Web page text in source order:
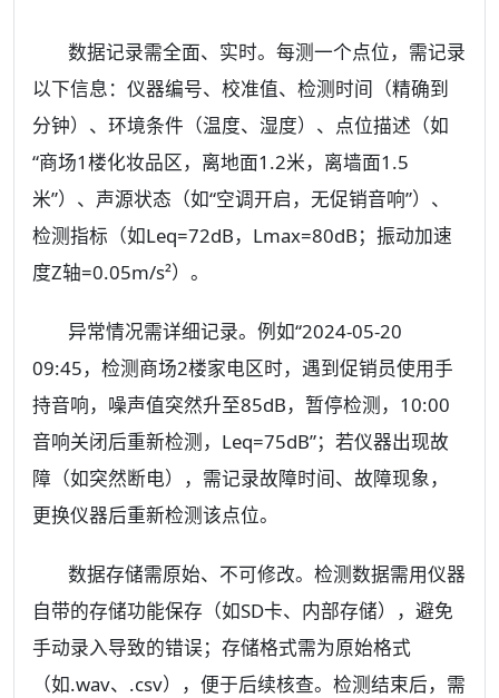
数据记录需全面、实时。每测一个点位，需记录
以下信息：仪器编号、校准值、检测时间（精确到
分钟）、环境条件（温度、湿度）、点位描述（如
“商场1楼化妆品区，离地面1.2米，离墙面1.5
米”）、声源状态（如“空调开启，无促销音响”）、
检测指标（如Leq=72dB，Lmax=80dB；振动加速
度Z轴=0.05m/s²）。
异常情况需详细记录。例如“2024-05-20
09:45，检测商场2楼家电区时，遇到促销员使用手
持音响，噪声值突然升至85dB，暂停检测，10:00
音响关闭后重新检测，Leq=75dB”；若仪器出现故
障（如突然断电），需记录故障时间、故障现象，
更换仪器后重新检测该点位。
数据存储需原始、不可修改。检测数据需用仪器
自带的存储功能保存（如SD卡、内部存储），避免
手动录入导致的错误；存储格式需为原始格式
（如.wav、.csv），便于后续核查。检测结束后，需